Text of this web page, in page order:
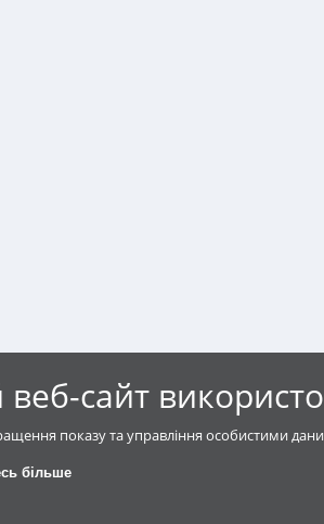
веб-сайт
показу та управління особистими
більше